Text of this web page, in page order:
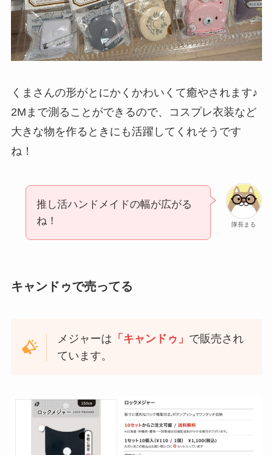
くまさんの形がとにかくかわいくて癒やされます♪
2Mまで測ることができるので、コスプレ衣装など
大きな物を作るときにも活躍してくれそうです
ね！
隊長まる
推し活ハンドメイドの幅が広がる
ね！
キャンドゥで売ってる
メジャーは 「キャンドゥ」 で販売され
ています。